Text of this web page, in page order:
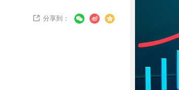
 分享到：